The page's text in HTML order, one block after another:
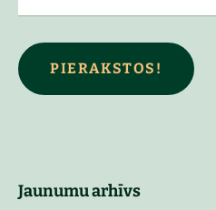
PIERAKSTOS!
Jaunumu arhīvs